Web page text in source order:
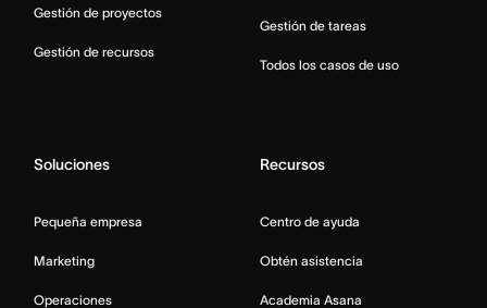
Gestión de proyectos
Gestión de recursos
Gestión de tareas
Todos los casos de uso
Soluciones
Pequeña empresa
Marketing
Operaciones
Recursos
Centro de ayuda
Obtén asistencia
Academia Asana